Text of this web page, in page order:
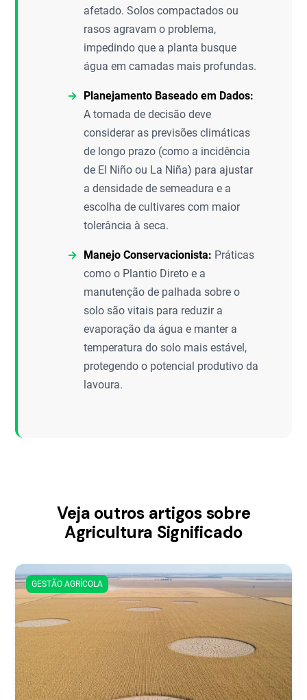
afetado. Solos compactados ou
rasos agravam o problema,
impedindo que a planta busque
água em camadas mais profundas.
Planejamento Baseado em Dados:
A tomada de decisão deve
considerar as previsões climáticas
de longo prazo (como a incidência
de El Niño ou La Niña) para ajustar
a densidade de semeadura e a
escolha de cultivares com maior
tolerância à seca.
Manejo Conservacionista: Práticas
como o Plantio Direto e a
manutenção de palhada sobre o
solo são vitais para reduzir a
evaporação da água e manter a
temperatura do solo mais estável,
protegendo o potencial produtivo da
lavoura.
Veja outros artigos sobre
Agricultura Significado
GESTÃO AGRÍCOLA